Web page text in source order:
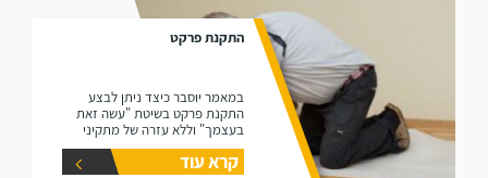
התקנת פרקט
במאמר יוסבר כיצד ניתן לבצע
התקנת פרקט בשיטת "עשה זאת
בעצמך" וללא עזרה של מתקיני
פרקטים.
קרא עוד